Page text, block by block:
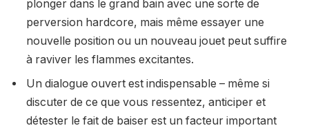
plonger dans le grand bain avec une sorte de
perversion hardcore, mais même essayer une
nouvelle position ou un nouveau jouet peut suffire
à raviver les flammes excitantes.
Un dialogue ouvert est indispensable – même si
discuter de ce que vous ressentez, anticiper et
détester le fait de baiser est un facteur important